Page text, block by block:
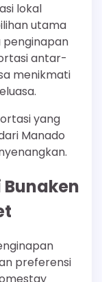
lokal
utama
penginapan
antar-
menikmati
yang
Manado
preferensi